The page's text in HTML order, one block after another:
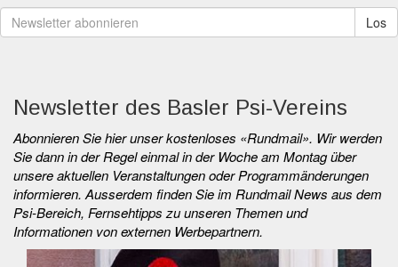
Newsletter des Basler Psi-Vereins
Abonnieren Sie hier unser kostenloses «Rundmail». Wir werden
Sie dann in der Regel einmal in der Woche am Montag über
unsere aktuellen Veranstaltungen oder Programmänderungen
informieren. Ausserdem finden Sie im Rundmail News aus dem
Psi-Bereich, Fernsehtipps zu unseren Themen und
Informationen von externen Werbepartnern.